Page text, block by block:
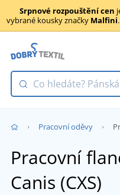
Srpnové rozpouštění cen
vybrané kousky značky Malfini
Pracovní oděvy
Pracovní
Canis (CXS)